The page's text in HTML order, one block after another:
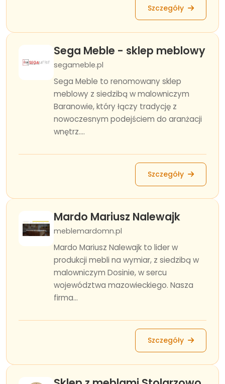
Szczegóły
Sega Meble - sklep meblowy
segameble.pl
Sega Meble to renomowany sklep
meblowy z siedzibą w malowniczym
Baranowie, który łączy tradycję z
nowoczesnym podejściem do aranżacji
wnętrz....
Szczegóły
Mardo Mariusz Nalewajk
meblemardomn.pl
Mardo Mariusz Nalewajk to lider w
produkcji mebli na wymiar, z siedzibą w
malowniczym Dosinie, w sercu
województwa mazowieckiego. Nasza
firma...
Szczegóły